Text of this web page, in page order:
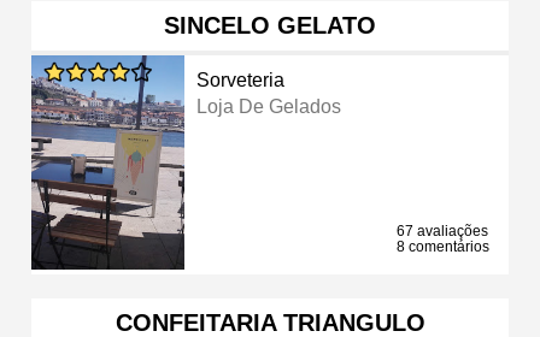
SINCELO GELATO
Sorveteria
Loja De Gelados
67 avaliações
8 comentários
CONFEITARIA TRIANGULO